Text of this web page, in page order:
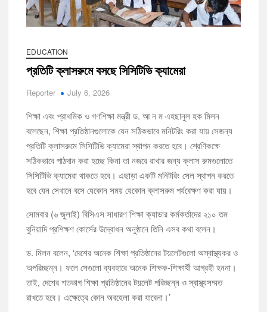
EDUCATION
প্রতিটি ক্লাসরুমে বসছে সিসিটিভি ক্যামেরা
Reporter July 6, 2026
শিক্ষা এবং প্রাথমিক ও গণশিক্ষা মন্ত্রী ড. আ ন ম এহছানুল হক মিলন
বলেছেন, শিক্ষা প্রতিষ্ঠানগুলোকে যেন সঠিকভাবে মনিটরিং করা যায় সেজন্য
প্রতিটি ক্লাসরুমে সিসিটিভি ক্যামেরা স্থাপন করতে হবে। শ্রেণিকক্ষে
সঠিকভাবে পাঠদান করা হচ্ছে কিনা তা নজরে রাখার জন্য ক্লাস রুমগুলোতে
সিসিটিভি ক্যামেরা থাকতে হবে। এছাড়া একটি মনিটরিং সেল স্থাপন করতে
হবে যেন সেখানে বসে যেকোন সময় যেকোন ক্লাসরুম পর্যবেক্ষণ করা যায়।
সোমবার (৬ জুলাই) বিসিএস সাধারণ শিক্ষা ক্যাডার কর্মকর্তাদের ২১০ তম
বুনিয়াদি প্রশিক্ষণ কোর্সের উদ্বোধন অনুষ্ঠানে তিনি এসব কথা বলেন।
ড. মিলন বলেন, ‘দেশের অনেক শিক্ষা প্রতিষ্ঠানের টয়লেটগুলো অস্বাস্থ্যকর ও
অপরিচ্ছন্ন। ফলে সেগুলো ব্যবহারে অনেক শিক্ষক-শিক্ষার্থী আগ্রহী হননা।
তাই, দেশের শতভাগ শিক্ষা প্রতিষ্ঠানের টয়লেট পরিচ্ছন্ন ও স্বাস্থ্যসম্মত
রাখতে হবে। এক্ষেত্রে কোন অবহেলা করা যাবেনা।’